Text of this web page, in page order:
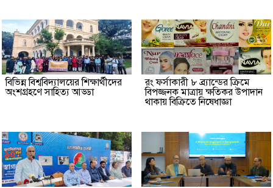
বিভিন্ন বিশ্ববিদ্যালয়ের শিক্ষার্থীদের
অংশগ্রহণে সাহিত্য আড্ডা
রং ফর্সাকারী ৮ ব্র্যান্ডের ক্রিমে
বিপজ্জনক মাত্রায় ক্ষতিকর উপাদান
থাকায় বিক্রিতে নিষেধাজ্ঞা